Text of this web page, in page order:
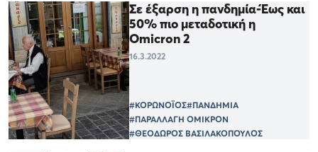
Σε έξαρση η πανδημία-Έως και
50% πιο μεταδοτική η
Omicron 2
16.3.2022
#ΚΟΡΩΝΟΪΟΣ#ΠΑΝΔΗΜΙΑ
#ΠΑΡΑΛΛΑΓΗ ΟΜΙΚΡΟΝ
#ΘΕΟΔΩΡΟΣ ΒΑΣΙΛΑΚΟΠΟΥΛΟΣ